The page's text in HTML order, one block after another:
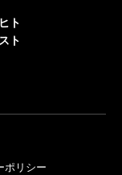
ト
ト
ポリシー